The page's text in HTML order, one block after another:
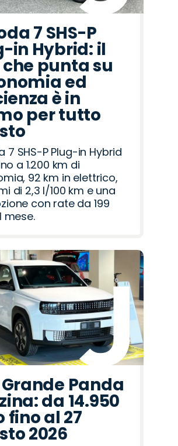
7 SHS-P
in Hybrid: il
che punta su
ed
è in
per tutto
7 SHS-P Plug-in Hybrid
a 1.200 km di
92 km in elettrico,
di 2,3 l/100 km e una
con rate da 199
mese.
Panda
da 14.950
fino al 27
2026